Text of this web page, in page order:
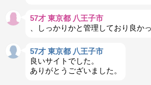
57才 東京都 八王子市
、しっかりかと管理しており良か
57才 東京都 八王子市
良いサイトでした。
ありがとうございました。